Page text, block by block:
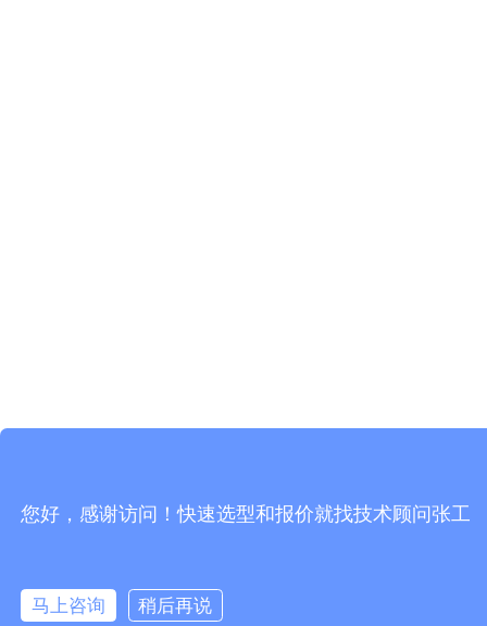
您好，感谢访问！快速选型和报价就找技术顾问张工
马上咨询 稍后再说